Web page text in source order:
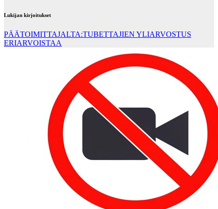
Lukijan kirjoitukset
PÄÄTOIMITTAJALTA:TUBETTAJIEN YLIARVOSTUS
ERIARVOISTAA